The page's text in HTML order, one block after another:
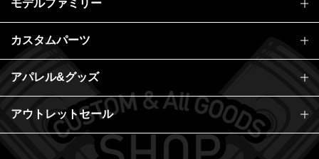
モデルファミリー
カスタムパーツ
アパレル&グッズ
アウトレットセール